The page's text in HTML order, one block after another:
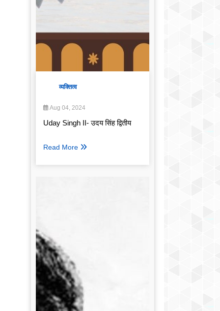
व्यक्तित्व
Aug 04, 2024
Uday Singh II- उदय सिंह द्वितीय
Read More